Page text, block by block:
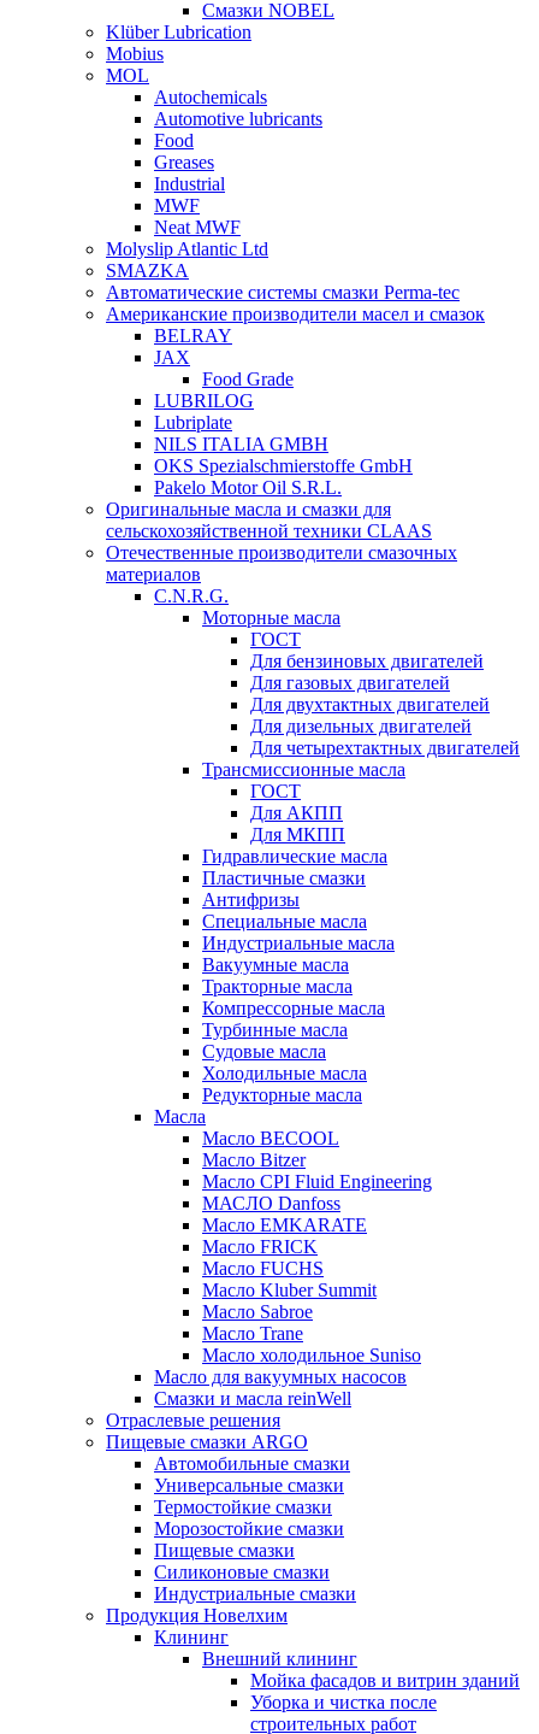
Смазки NOBEL
Klüber Lubrication
Mobius
MOL
Autochemicals
Automotive lubricants
Food
Greases
Industrial
MWF
Neat MWF
Molyslip Atlantic Ltd
SMAZKA
Автоматические системы смазки Perma-tec
Американские производители масел и смазок
BELRAY
JAX
Food Grade
LUBRILOG
Lubriplate
NILS ITALIA GMBH
OKS Spezialschmierstoffe GmbH
Pakelo Motor Oil S.R.L.
Оригинальные масла и смазки для
сельскохозяйственной техники CLAAS
Отечественные производители смазочных
материалов
C.N.R.G.
Моторные масла
ГОСТ
Для бензиновых двигателей
Для газовых двигателей
Для двухтактных двигателей
Для дизельных двигателей
Для четырехтактных двигателей
Трансмиссионные масла
ГОСТ
Для АКПП
Для МКПП
Гидравлические масла
Пластичные смазки
Антифризы
Специальные масла
Индустриальные масла
Вакуумные масла
Тракторные масла
Компрессорные масла
Турбинные масла
Судовые масла
Холодильные масла
Редукторные масла
Масла
Масло BECOOL
Масло Bitzer
Масло CPI Fluid Engineering
МАСЛО Danfoss
Масло EMKARATE
Масло FRICK
Масло FUCHS
Масло Kluber Summit
Масло Sabroe
Масло Trane
Масло холодильное Suniso
Масло для вакуумных насосов
Смазки и масла reinWell
Отраслевые решения
Пищевые смазки ARGO
Автомобильные смазки
Универсальные смазки
Термостойкие смазки
Морозостойкие смазки
Пищевые смазки
Силиконовые смазки
Индустриальные смазки
Продукция Новелхим
Клининг
Внешний клининг
Мойка фасадов и витрин зданий
Уборка и чистка после
строительных работ